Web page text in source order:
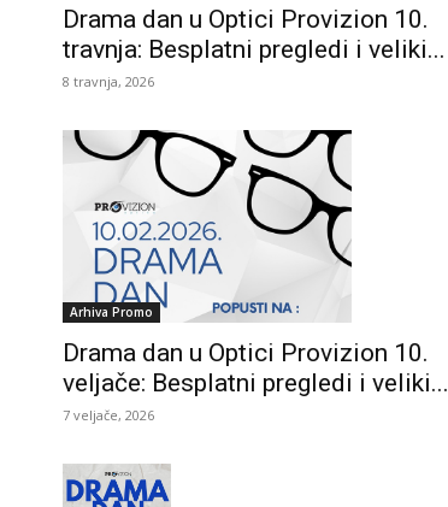
Drama dan u Optici Provizion 10.
travnja: Besplatni pregledi i veliki...
8 travnja, 2026
Arhiva Promo
Drama dan u Optici Provizion 10.
veljače: Besplatni pregledi i veliki...
7 veljače, 2026